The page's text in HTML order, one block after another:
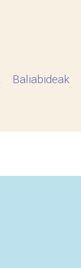
Baliabideak